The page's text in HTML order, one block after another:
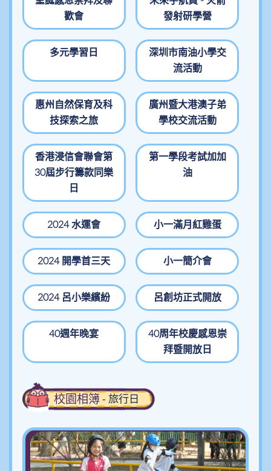
歡會
發射研學營
多元學習日
深圳市南油小學交
流活動
惠州自然保育及科
技探索之旅
廣州暨大港澳子弟
學校交流活動
香港浸信會聯會第
30屆步行籌款同樂
日
第一學段考試加加
油
2024 水運會 小一滿月紅雞蛋
2024 開學首三天 小一簡介會
2024 呂小樂繽紛 呂創坊正式開放
40週年晚宴
40周年校慶感恩崇
拜暨開放日
校園相簿- 旅行日